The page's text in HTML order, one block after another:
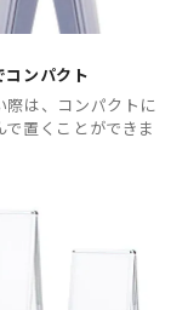
コンパクト
際は、コンパクトに
で置くことができま